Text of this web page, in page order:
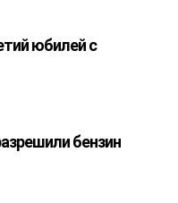
юбилей с
бензин